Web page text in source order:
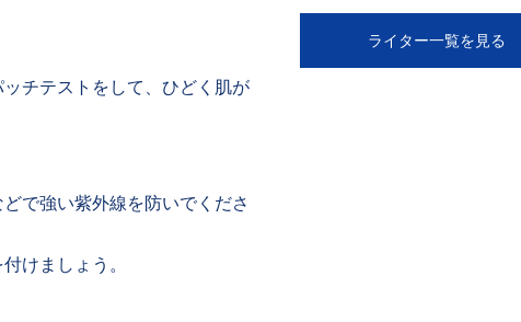
チテストをして、ひどく肌が
で強い紫外線を防いでくださ
けましょう。
ライター一覧を見る